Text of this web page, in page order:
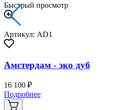
Быстрый просмотр
Артикул: AD1
Амстердам - эко дуб
16 100 ₽
Подробнее